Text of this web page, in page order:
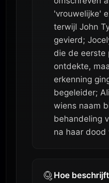
'vrouwelijke'
terwijl John
gevierd;
die de eerste
ontdekte,
erkenning
begeleider;
wiens naam
behandeling
na haar
Hoe